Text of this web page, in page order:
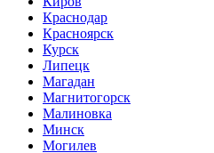
Краснодар
Красноярск
Курск
Липецк
Магадан
Магнитогорск
Малиновка
Минск
Могилев